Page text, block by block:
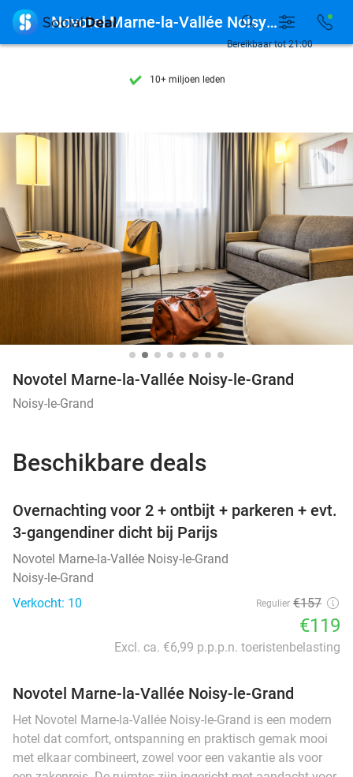
7 dagen per week beschikbaar
7 dagen per week beschikbaar
10+ miljoen leden
Bereikbaar tot 21:00
 Novotel Marne-la-Vallée Noisy-le-Grand
Novotel Marne-la-Vallée Noisy-le-Grand
Noisy-le-Grand
Beschikbare deals
Overnachting voor 2 + ontbijt + parkeren + evt.
3-gangendiner dicht bij Parijs
Novotel Marne-la-Vallée Noisy-le-Grand
Noisy-le-Grand
Verkocht: 10
Regulier €157
€119
Excl. ca. €6,99 p.p.p.n. toeristenbelasting
Novotel Marne-la-Vallée Noisy-le-Grand
Het Novotel Marne-la-Vallée Noisy-le-Grand is een modern
hotel dat comfort, ontspanning en praktisch gemak mooi
met elkaar combineert, zowel voor een vakantie als voor